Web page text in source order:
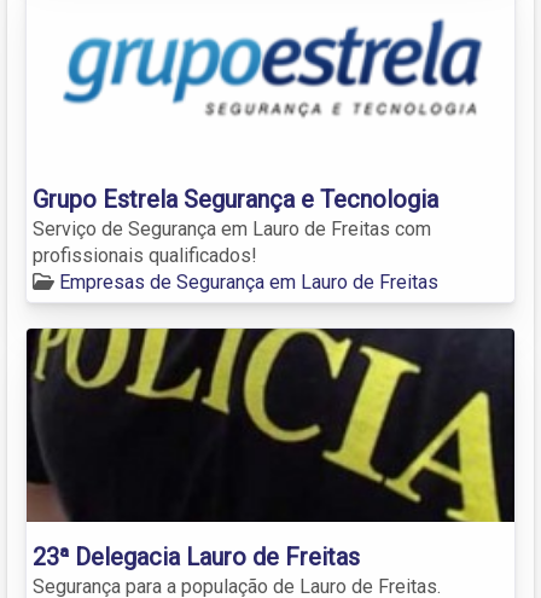
Grupo Estrela Segurança e Tecnologia
Serviço de Segurança em Lauro de Freitas com
profissionais qualificados!
Empresas de Segurança em Lauro de Freitas
23ª Delegacia Lauro de Freitas
Segurança para a população de Lauro de Freitas.